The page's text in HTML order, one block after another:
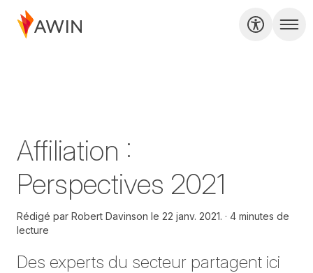
Affiliation :
Perspectives 2021
Rédigé par Robert Davinson le 22 janv. 2021.
4 minutes de
lecture
Des experts du secteur partagent ici